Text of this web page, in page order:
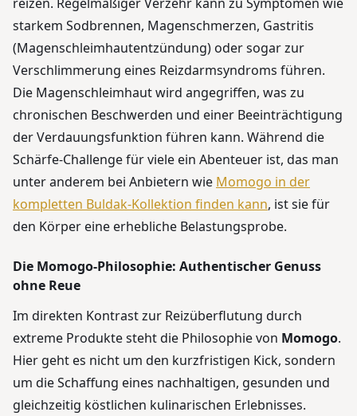
starkem Sodbrennen, Magenschmerzen, Gastritis
(Magenschleimhautentzündung) oder sogar zur
Verschlimmerung eines Reizdarmsyndroms führen.
Die Magenschleimhaut wird angegriffen, was zu
chronischen Beschwerden und einer Beeinträchtigung
der Verdauungsfunktion führen kann. Während die
Schärfe-Challenge für viele ein Abenteuer ist, das man
unter anderem bei Anbietern wie Momogo in der
kompletten Buldak-Kollektion finden kann, ist sie für
den Körper eine erhebliche Belastungsprobe.
Die Momogo-Philosophie: Authentischer Genuss
ohne Reue
Im direkten Kontrast zur Reizüberflutung durch
extreme Produkte steht die Philosophie von Momogo.
Hier geht es nicht um den kurzfristigen Kick, sondern
um die Schaffung eines nachhaltigen, gesunden und
gleichzeitig köstlichen kulinarischen Erlebnisses.